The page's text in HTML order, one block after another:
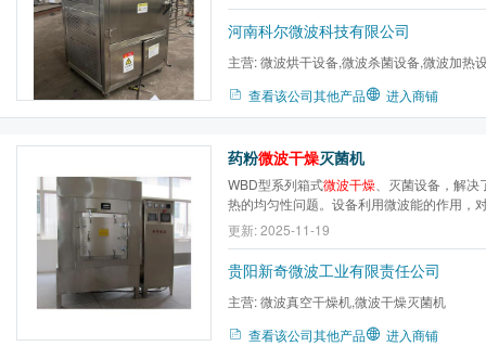
河南科尔微波科技有限公司
主营:微波烘干设备,微波杀菌设备,微波加热
查看该公司其他产品 进入商铺
药粉微波干燥灭菌机
WBD型系列箱式微波干燥 、灭菌设备，解
热的均匀性问题。设备利用微波能的作用，
时，利用物料加热产生蒸汽对物料进行灭菌
更新: 2025-11-19
贵阳新奇微波工业有限责任公司
主营:微波真空干燥机,微波干燥灭菌机
查看该公司其他产品
进入商铺